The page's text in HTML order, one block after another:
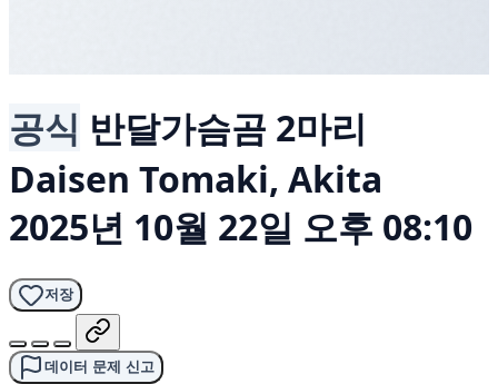
공식 반달가슴곰 2마리
Daisen Tomaki, Akita
2025년 10월 22일 오후 08:10
저장
데이터 문제 신고